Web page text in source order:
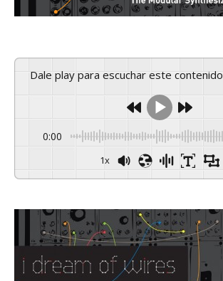
Dale play para escuchar este contenido
0:00
1x